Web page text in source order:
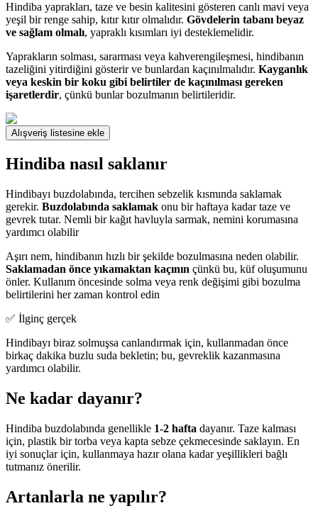
Hindiba yaprakları, taze ve besin kalitesini gösteren canlı mavi veya
yeşil bir renge sahip, kıtır kıtır olmalıdır. Gövdelerin tabanı beyaz
ve sağlam olmalı, yapraklı kısımları iyi desteklemelidir.
Yaprakların solması, sararması veya kahverengileşmesi, hindibanın
tazeliğini yitirdiğini gösterir ve bunlardan kaçınılmalıdır. Kayganlık
veya keskin bir koku gibi belirtiler de kaçınılması gereken
işaretlerdir, çünkü bunlar bozulmanın belirtileridir.
Alışveriş listesine ekle
Hindiba nasıl saklanır
Hindibayı buzdolabında, tercihen sebzelik kısmında saklamak
gerekir. Buzdolabında saklamak onu bir haftaya kadar taze ve
gevrek tutar. Nemli bir kağıt havluyla sarmak, nemini korumasına
yardımcı olabilir
Aşırı nem, hindibanın hızlı bir şekilde bozulmasına neden olabilir.
Saklamadan önce yıkamaktan kaçının çünkü bu, küf oluşumunu
önler. Kullanım öncesinde solma veya renk değişimi gibi bozulma
belirtilerini her zaman kontrol edin
✅ İlginç gerçek
Hindibayı biraz solmuşsa canlandırmak için, kullanmadan önce
birkaç dakika buzlu suda bekletin; bu, gevreklik kazanmasına
yardımcı olabilir.
Ne kadar dayanır?
Hindiba buzdolabında genellikle 1-2 hafta dayanır. Taze kalması
için, plastik bir torba veya kapta sebze çekmecesinde saklayın. En
iyi sonuçlar için, kullanmaya hazır olana kadar yeşillikleri bağlı
tutmanız önerilir.
Artanlarla ne yapılır?